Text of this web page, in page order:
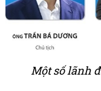
Một số lãnh